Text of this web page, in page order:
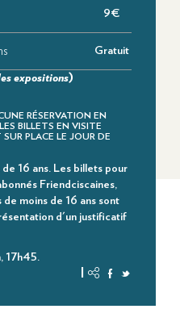
9€
Gratuit
expositions)
RÉSERVATION EN
BILLETS EN VISITE
PLACE LE JOUR DE
16 ans. Les billets pour
Friendciscaines,
moins de 16 ans sont
d'un justificatif
17h45.